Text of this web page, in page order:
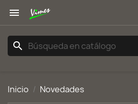

search
Inicio Novedades